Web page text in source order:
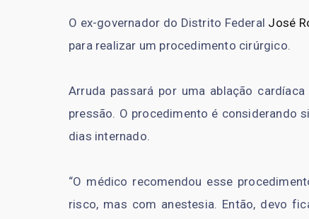
O ex-governador do Distrito Federal José
para realizar um procedimento cirúrgico.
Arruda passará por uma ablação
pressão. O procedimento é considerando
dias internado.
“O médico recomendou esse
risco, mas com anestesia. Então, devo